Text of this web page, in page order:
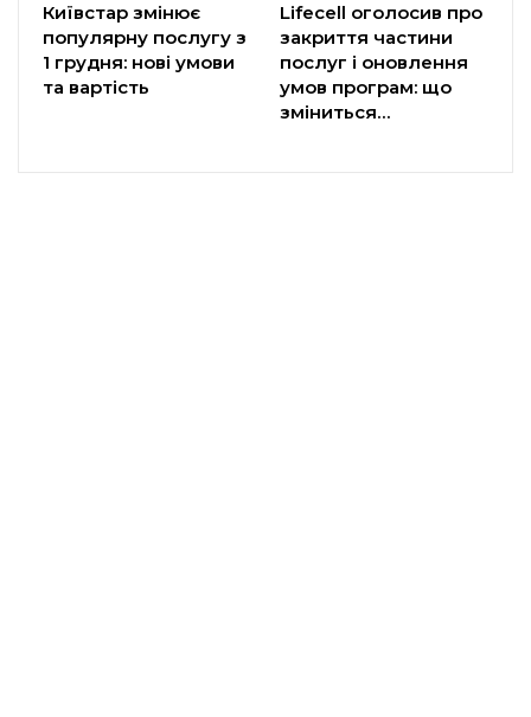
Київстар змінює
популярну послугу з
1 грудня: нові умови
та вартість
Lifecell оголосив про
закриття частини
послуг і оновлення
умов програм: що
зміниться…